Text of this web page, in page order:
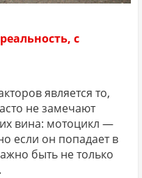
с
является то,
не замечают
вина: мотоцикл —
если он попадает в
быть не только